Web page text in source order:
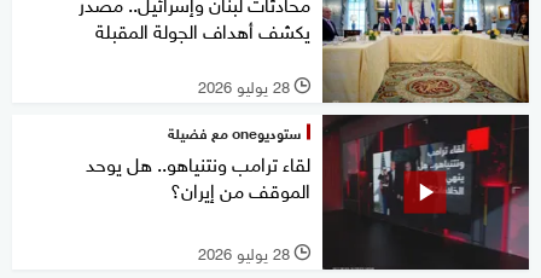
يكشف أهداف الجولة المقبلة
l 28 يوليو 2026
ستوديوone مع فضيلة
لقاء ترامب ونتنياهو.. هل يوحد
الموقف من إيران؟
l 28 يوليو 2026